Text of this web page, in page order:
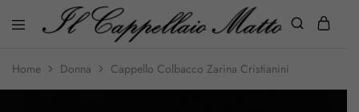
Home Donna Cappello Colbacco Zarina Cristianini